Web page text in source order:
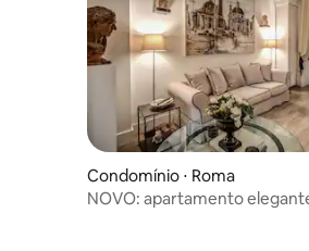
Condomínio ⋅ Roma
NOVO: apartamento